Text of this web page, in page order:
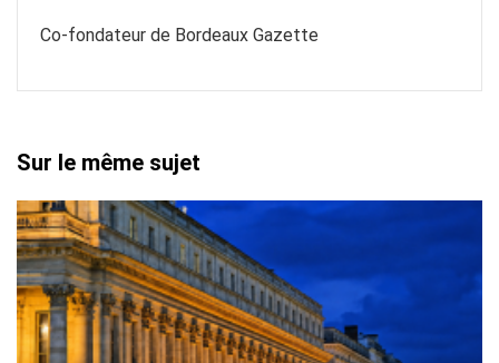
Co-fondateur de Bordeaux Gazette
Sur le même sujet